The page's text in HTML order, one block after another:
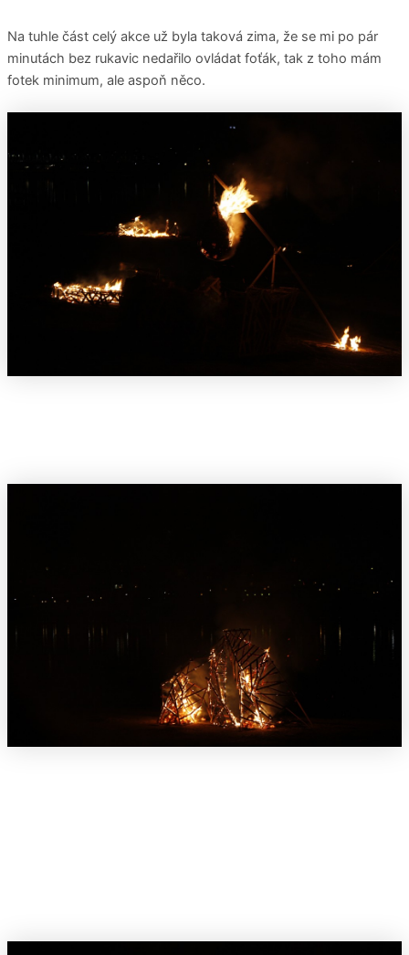
Na tuhle část celý akce už byla taková zima, že se mi po pár
minutách bez rukavic nedařilo ovládat foťák, tak z toho mám
fotek minimum, ale aspoň něco.